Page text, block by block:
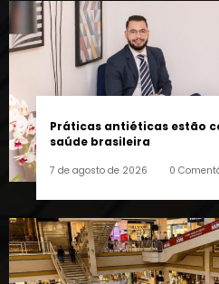
Práticas antiéticas estão
saúde brasileira
7 de agosto de 2026 0